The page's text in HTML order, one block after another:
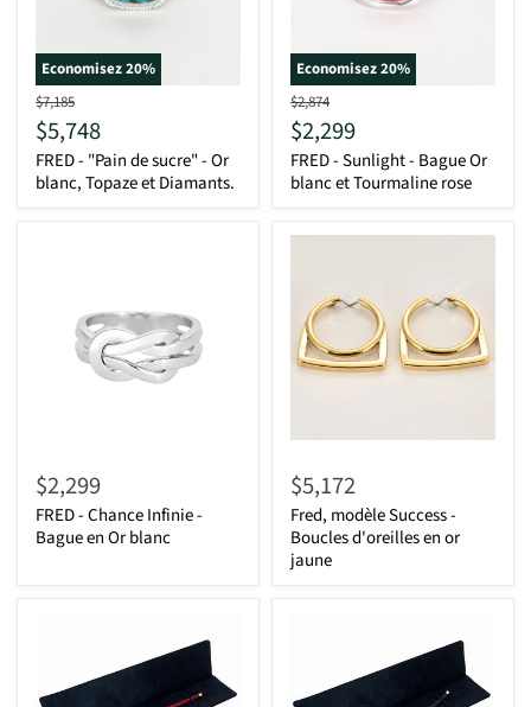
Economisez20%
D'origine
$7,185
Actuel
$5,748
FRED - "Pain de sucre" - Or
blanc, Topaze et Diamants.
Economisez20%
D'origine
$2,874
Actuel
$2,299
FRED - Sunlight - Bague Or
blanc et Tourmaline rose
$2,299
FRED - Chance Infinie -
Bague en Or blanc
$5,172
Fred, modèle Success -
Boucles d'oreilles en or
jaune